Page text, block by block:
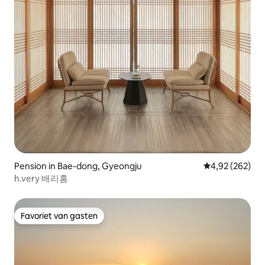
Pension in Bae-dong, Gyeongju Gemiddelde
4,92 (262)
h.very 배리홈
Favoriet van gasten
Favoriet van gasten